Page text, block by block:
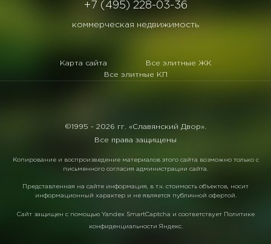
+7 (495) 228-03-36
коммерческая недвижимость
Карта сайта
Все элитные ЖК
Все элитные КП
©1995 - 2026 гг. «Славянский Двор».
Все права защищены
Копирование и воспроизведение материалов этого сайта возможно только с
письменного согласия администрации сайта.
Представленная на сайте информация, в т.ч. стоимость объектов, носит
информационный характер и не является публичной офертой.
Сайт защищен с помощью Yandex SmartCaptcha и соответствует Политике
конфиденциальности Яндекс.